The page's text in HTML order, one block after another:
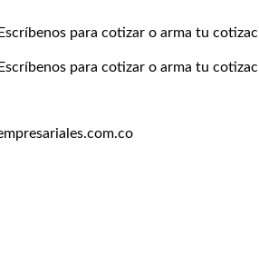
para cotizar o arma tu
para cotizar o arma tu